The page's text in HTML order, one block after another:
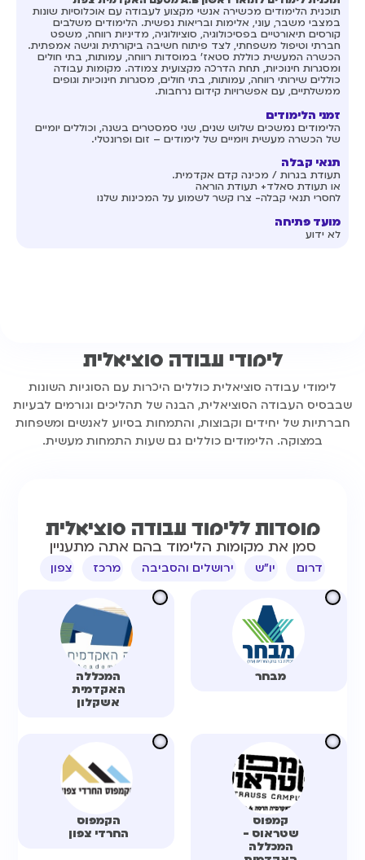
תוכנית הלימודים מכשירה אנשי מקצוע לעבודה עם אוכלוסיות שונות
במצבי משבר, עוני, אלימות ובריאות נפשית. הלימודים משלבים
קורסים תיאורטיים בפסיכולוגיה, סוציולוגיה, מדיניות רווחה, משפט
חברתי וטיפול משפחתי, לצד פיתוח חשיבה ביקורתית וגישה אמפתית.
הכשרה המעשית כוללת סטאז' במוסדות רווחה, עמותות, בתי חולים
ומסגרות חינוכיות, תחת הדרכה מקצועית צמודה. מקומות עבודה
כוללים שירותי רווחה, עמותות, בתי חולים, מסגרות חינוכיות וגופים
ממשלתיים, עם אפשרויות קידום נרחבות.
זמני הלימודים
הלימודים נמשכים שלוש שנים, שני סמסטרים בשנה, וכוללים יומיים
של הכשרה מעשית ויומיים של לימודים – זום ופרונטלי.
תנאי קבלה
תעודת בגרות / מכינה קדם אקדמית.
או תעודת סאלד+ תעודת הוראה
לחסרי תנאי קבלה- צרו קשר לשמוע על המכינות שלנו
מועד פתיחה
לא ידוע
לימודי עבודה סוציאלית
לימודי עבודה סוציאלית כוללים היכרות עם הסוגיות השונות
שבבסיס העבודה הסוציאלית, הבנה של תהליכים וגורמים לבעיות
חברתיות של יחידים וקבוצות, והתמחות בסיוע לאנשים ומשפחות
במצוקה. הלימודים כוללים גם שעות התמחות מעשית.
מוסדות ללימוד​ עבודה סוציאלית
סמן את מקומות הלימוד בהם אתה מתעניין
דרום יו"ש ירושלים והסביבה מרכז צפון
מבחר
המכללה
האקדמית
אשקלון
קמפוס
שטראוס -
המכללה
הקמפוס
החרדי צפון